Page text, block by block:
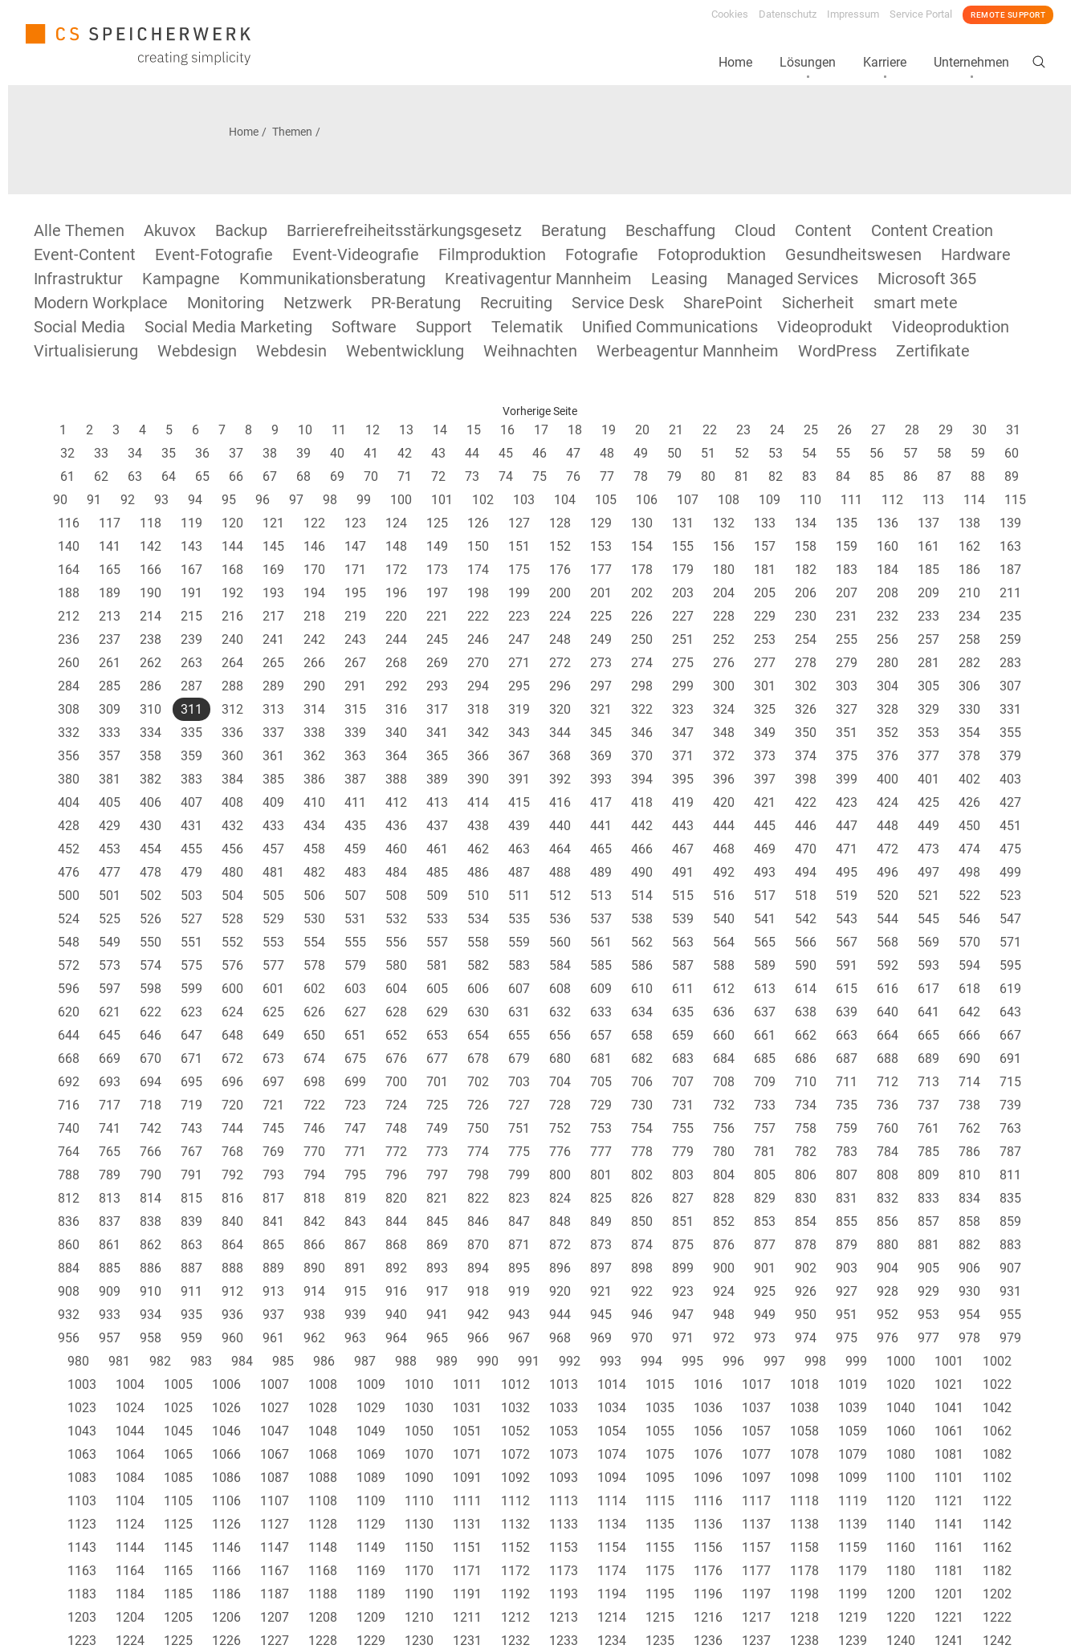
Cookies Datenschutz Impressum Service Portal REMOTE SUPPORT
Home Lösungen Karriere Unternehmen
Home Themen
Alle Themen Akuvox Backup Barrierefreiheitsstärkungsgesetz Beratung Beschaffung Cloud Content
Content Creation
Event-Content
Event-Fotografie Event-Videografie Filmproduktion Fotografie Fotoproduktion Gesundheitswesen
Hardware
Infrastruktur
Kampagne Kommunikationsberatung Kreativagentur Mannheim Leasing Managed Services
Microsoft 365
Modern Workplace
Monitoring Netzwerk PR-Beratung Recruiting Service Desk SharePoint Sicherheit
smart mete
Social Media
Social Media Marketing Software Support Telematik Unified Communications Videoprodukt
Videoproduktion
Virtualisierung
Webdesign Webdesin Webentwicklung Weihnachten Werbeagentur Mannheim WordPress Zertifikate
Vorherige Seite
1 2 3 4 5 6 7 8 9 10 11 12 13 14 15 16 17 18 19 20 21 22 23 24 25 26 27 28 29 30
31
32
33 34 35 36 37 38 39 40 41 42 43 44 45 46 47 48 49 50 51 52 53 54 55 56 57 58 59
60
61
62 63 64 65 66 67 68 69 70 71 72 73 74 75 76 77 78 79 80 81 82 83 84 85 86 87 88
89
90
91 92 93 94 95 96 97 98 99 100 101 102 103 104 105 106 107 108 109 110 111 112 113 114
115
116
117 118 119 120 121 122 123 124 125 126 127 128 129 130 131 132 133 134 135 136 137 138
139
140
141 142 143 144 145 146 147 148 149 150 151 152 153 154 155 156 157 158 159 160 161 162
163
164
165 166 167 168 169 170 171 172 173 174 175 176 177 178 179 180 181 182 183 184 185 186
187
188
189 190 191 192 193 194 195 196 197 198 199 200 201 202 203 204 205 206 207 208 209 210
211
212
213 214 215 216 217 218 219 220 221 222 223 224 225 226 227 228 229 230 231 232 233 234
235
236
237 238 239 240 241 242 243 244 245 246 247 248 249 250 251 252 253 254 255 256 257 258
259
260
261 262 263 264 265 266 267 268 269 270 271 272 273 274 275 276 277 278 279 280 281 282
283
284
285 286 287 288 289 290 291 292 293 294 295 296 297 298 299 300 301 302 303 304 305 306
307
308
309 310 311 312 313 314 315 316 317 318 319 320 321 322 323 324 325 326 327 328 329 330
331
332
333 334 335 336 337 338 339 340 341 342 343 344 345 346 347 348 349 350 351 352 353 354
355
356
357 358 359 360 361 362 363 364 365 366 367 368 369 370 371 372 373 374 375 376 377 378
379
380
381 382 383 384 385 386 387 388 389 390 391 392 393 394 395 396 397 398 399 400 401 402
403
404
405 406 407 408 409 410 411 412 413 414 415 416 417 418 419 420 421 422 423 424 425 426
427
428
429 430 431 432 433 434 435 436 437 438 439 440 441 442 443 444 445 446 447 448 449 450
451
452
453 454 455 456 457 458 459 460 461 462 463 464 465 466 467 468 469 470 471 472 473 474
475
476
477 478 479 480 481 482 483 484 485 486 487 488 489 490 491 492 493 494 495 496 497 498
499
500
501 502 503 504 505 506 507 508 509 510 511 512 513 514 515 516 517 518 519 520 521 522
523
524
525 526 527 528 529 530 531 532 533 534 535 536 537 538 539 540 541 542 543 544 545 546
547
548
549 550 551 552 553 554 555 556 557 558 559 560 561 562 563 564 565 566 567 568 569 570
571
572
573 574 575 576 577 578 579 580 581 582 583 584 585 586 587 588 589 590 591 592 593 594
595
596
597 598 599 600 601 602 603 604 605 606 607 608 609 610 611 612 613 614 615 616 617 618
619
620
621 622 623 624 625 626 627 628 629 630 631 632 633 634 635 636 637 638 639 640 641 642
643
644
645 646 647 648 649 650 651 652 653 654 655 656 657 658 659 660 661 662 663 664 665 666
667
668
669 670 671 672 673 674 675 676 677 678 679 680 681 682 683 684 685 686 687 688 689 690
691
692
693 694 695 696 697 698 699 700 701 702 703 704 705 706 707 708 709 710 711 712 713 714
715
716
717 718 719 720 721 722 723 724 725 726 727 728 729 730 731 732 733 734 735 736 737 738
739
740
741 742 743 744 745 746 747 748 749 750 751 752 753 754 755 756 757 758 759 760 761 762
763
764
765 766 767 768 769 770 771 772 773 774 775 776 777 778 779 780 781 782 783 784 785 786
787
788
789 790 791 792 793 794 795 796 797 798 799 800 801 802 803 804 805 806 807 808 809 810
811
812
813 814 815 816 817 818 819 820 821 822 823 824 825 826 827 828 829 830 831 832 833 834
835
836
837 838 839 840 841 842 843 844 845 846 847 848 849 850 851 852 853 854 855 856 857 858
859
860
861 862 863 864 865 866 867 868 869 870 871 872 873 874 875 876 877 878 879 880 881 882
883
884
885 886 887 888 889 890 891 892 893 894 895 896 897 898 899 900 901 902 903 904 905 906
907
908
909 910 911 912 913 914 915 916 917 918 919 920 921 922 923 924 925 926 927 928 929 930
931
932
933 934 935 936 937 938 939 940 941 942 943 944 945 946 947 948 949 950 951 952 953 954
955
956
957 958 959 960 961 962 963 964 965 966 967 968 969 970 971 972 973 974 975 976 977 978
979
980
981 982 983 984 985 986 987 988 989 990 991 992 993 994 995 996 997 998 999 1000 1001
1002
1003
1004 1005 1006 1007 1008 1009 1010 1011 1012 1013 1014 1015 1016 1017 1018 1019 1020 1021
1022
1023
1024 1025 1026 1027 1028 1029 1030 1031 1032 1033 1034 1035 1036 1037 1038 1039 1040 1041
1042
1043
1044 1045 1046 1047 1048 1049 1050 1051 1052 1053 1054 1055 1056 1057 1058 1059 1060 1061
1062
1063
1064 1065 1066 1067 1068 1069 1070 1071 1072 1073 1074 1075 1076 1077 1078 1079 1080 1081
1082
1083
1084 1085 1086 1087 1088 1089 1090 1091 1092 1093 1094 1095 1096 1097 1098 1099 1100 1101
1102
1103
1104 1105 1106 1107 1108 1109 1110 1111 1112 1113 1114 1115 1116 1117 1118 1119 1120 1121
1122
1123
1124 1125 1126 1127 1128 1129 1130 1131 1132 1133 1134 1135 1136 1137 1138 1139 1140 1141
1142
1143
1144 1145 1146 1147 1148 1149 1150 1151 1152 1153 1154 1155 1156 1157 1158 1159 1160 1161
1162
1163
1164 1165 1166 1167 1168 1169 1170 1171 1172 1173 1174 1175 1176 1177 1178 1179 1180 1181
1182
1183
1184 1185 1186 1187 1188 1189 1190 1191 1192 1193 1194 1195 1196 1197 1198 1199 1200 1201
1202
1203
1204 1205 1206 1207 1208 1209 1210 1211 1212 1213 1214 1215 1216 1217 1218 1219 1220 1221
1222
1223
1224 1225 1226 1227 1228 1229 1230 1231 1232 1233 1234 1235 1236 1237 1238 1239 1240 1241
1242